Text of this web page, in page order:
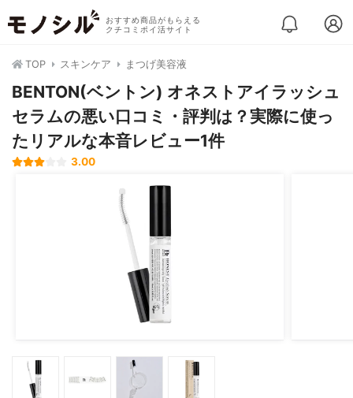
おすすめ商品がもらえる
クチコミポイ活サイト
TOP スキンケア まつげ美容液
BENTON(ベントン) オネストアイラッシュ
セラムの悪い口コミ・評判は？実際に使っ
たリアルな本音レビュー1件
3.00